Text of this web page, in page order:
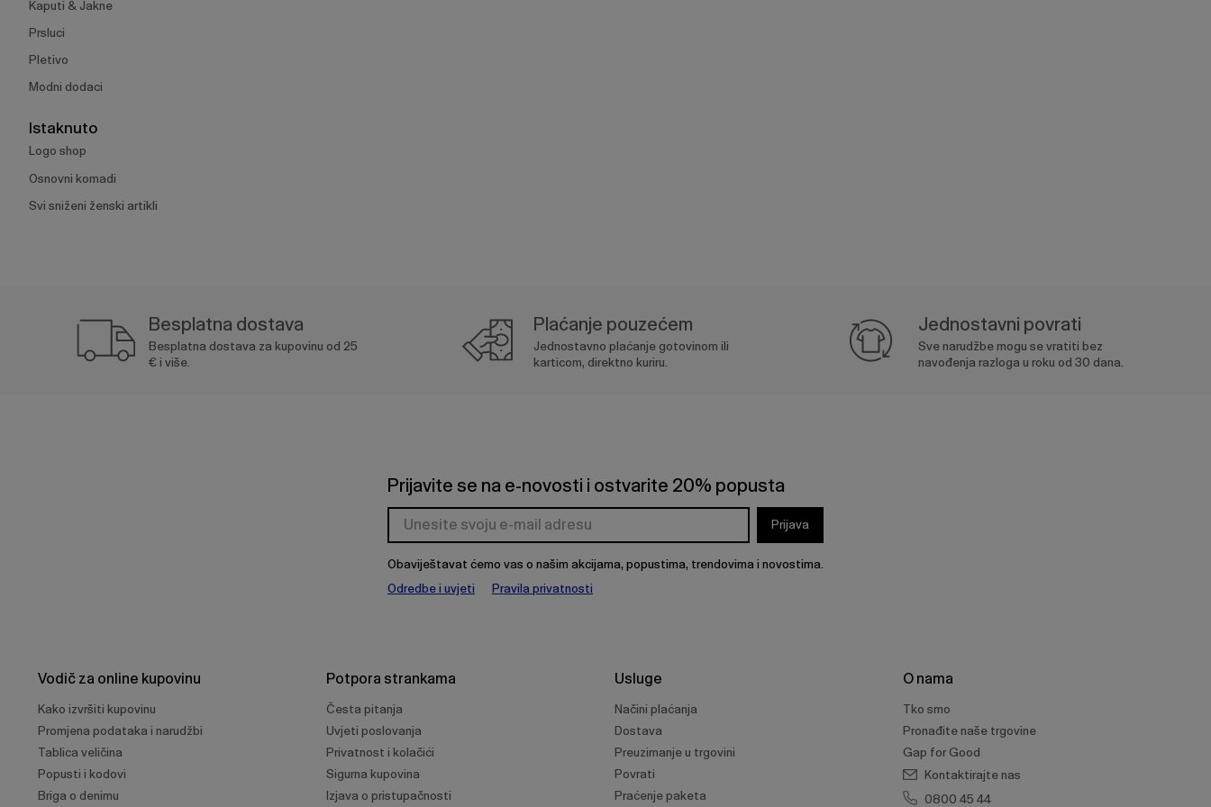
Kaputi & Jakne
Prsluci
Pletivo
Modni dodaci
Istaknuto
Logo shop
Osnovni komadi
Svi sniženi ženski artikli
Besplatna dostava
Besplatna dostava za kupovinu od 25
€ i više.
Plaćanje pouzećem
Jednostavno plaćanje gotovinom ili
karticom, direktno kuriru.
Jednostavni povrati
Sve narudžbe mogu se vratiti bez
navođenja razloga u roku od 30 dana.
Prijavite se na e-novosti i ostvarite 20% popusta
Prijava
Obaviještavat ćemo vas o našim akcijama, popustima, trendovima i novostima.
Odredbe i uvjeti
Pravila privatnosti
Vodič za online kupovinu
Kako izvršiti kupovinu
Promjena podataka i narudžbi
Tablica veličina
Popusti i kodovi
Briga o denimu
Potpora strankama
Česta pitanja
Uvjeti poslovanja
Privatnost i kolačići
Sigurna kupovina
Izjava o pristupačnosti
Usluge
Načini plaćanja
Dostava
Preuzimanje u trgovini
Povrati
Praćenje paketa
O nama
Tko smo
Pronađite naše trgovine
Gap for Good
Kontaktirajte nas
0800 45 44